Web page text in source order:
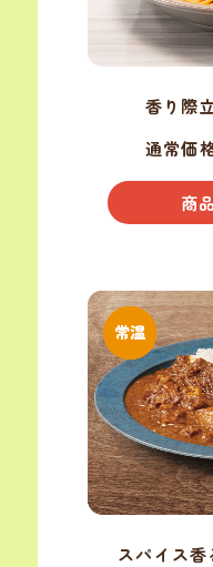
香り際
通常価
商
スパイス香